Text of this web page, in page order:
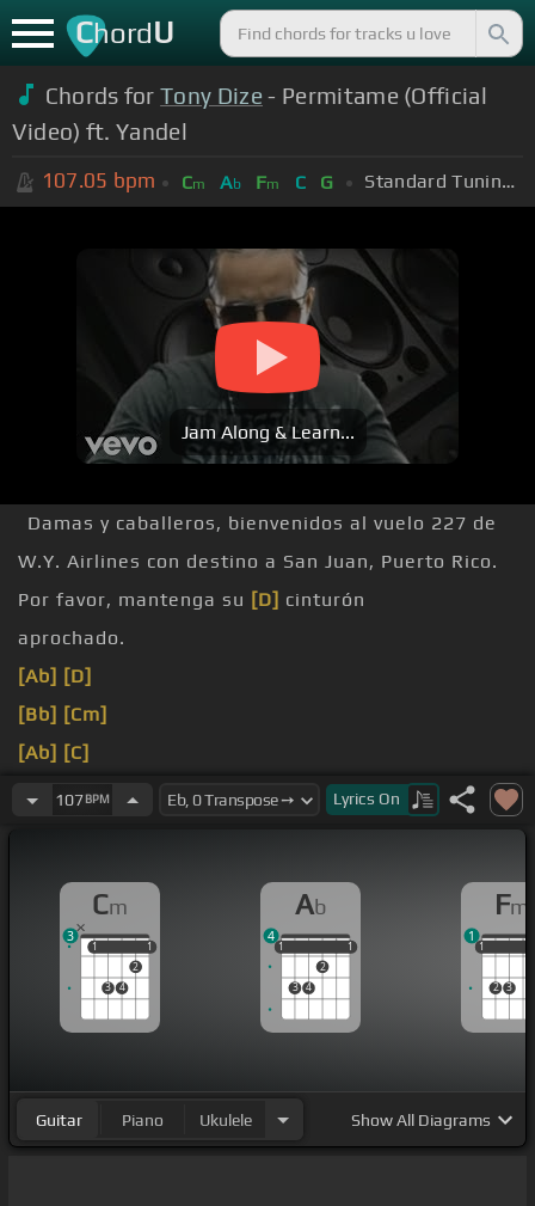
ChordU
Chords forTony Dize - Permitame (Official
Video) ft. Yandel
107.05 bpm Cm Ab Fm C G Standard Tuning (EADGBE)
Jam Along & Learn...
Damas y caballeros, bienvenidos al vuelo 227 de
W.Y. Airlines con destino a San Juan, Puerto Rico.
Por favor, mantenga su [D] cinturón
aprochado.
[Ab] [D]
[Bb] [Cm]
[Ab] [C]
[Cm] [Fm]
107BPM Lyrics On
Cm
1
3 4
2
1
1 1
3
Ab
1
3 4
2
1
1 1
4
Fm
1
2 3
1
1
Guitar Piano Ukulele ShowAll Diagrams